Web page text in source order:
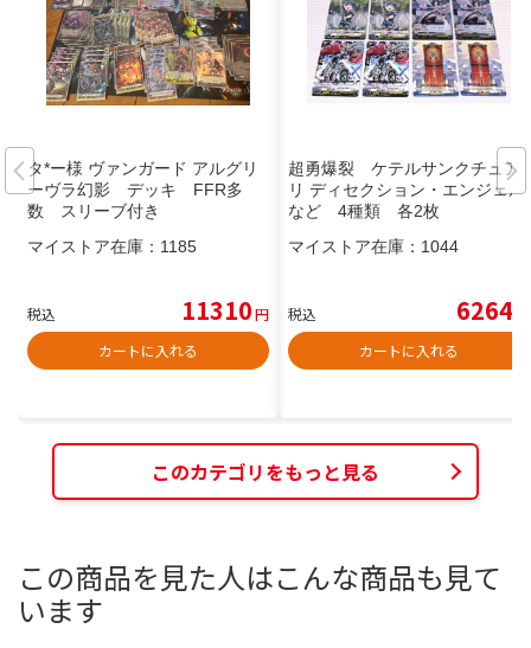
タ*ー様 ヴァンガード アルグリ
ーヴラ幻影 デッキ FFR多
数 スリーブ付き
マイストア在庫： 1185
税込 11310円
カートに入れる
超勇爆裂 ケテルサンクチュア
リ ディセクション・エンジェル
など 4種類 各2枚
マイストア在庫： 1044
税込 6264
カートに入れる
このカテゴリをもっと見る
この商品を見た人はこんな商品も見て
います